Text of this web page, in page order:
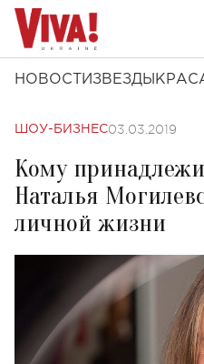
НОВОСТИ ЗВЕЗДЫ
ШОУ-БИЗНЕС03.03.2019
Кому
Наталья
личной жизни